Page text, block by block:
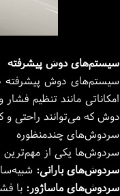
سیستم‌های دوش پیشرفته
سیستم‌های دوش پیشرفته
امکاناتی مانند تنظیم
دوش که می‌توانند راحتی و
سردوش‌های چندمنظوره
سردوش‌ها یکی از
سردوش‌های بارانی:
سردوش‌های ماساژور: با